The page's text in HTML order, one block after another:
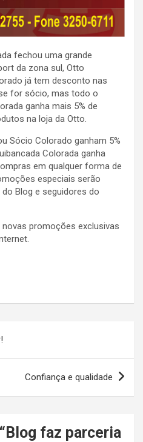
fechou uma grande
da zona sul, Otto
já tem desconto nas
for sócio, mas todo o
ganha mais 5% de
na loja da Otto.
Sócio Colorado ganham 5%
Colorada ganha
em qualquer forma de
especiais serão
Blog e seguidores do
promoções exclusivas
Confiança e qualidade
Blog faz parceria